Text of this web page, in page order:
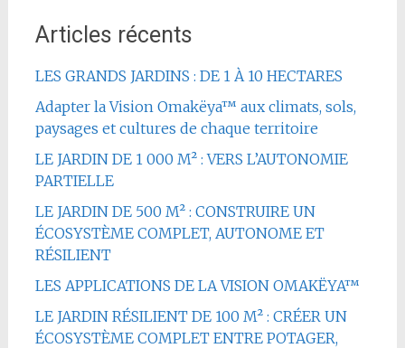
Articles récents
LES GRANDS JARDINS : DE 1 À 10 HECTARES
Adapter la Vision Omakëya™ aux climats, sols,
paysages et cultures de chaque territoire
LE JARDIN DE 1 000 M² : VERS L’AUTONOMIE
PARTIELLE
LE JARDIN DE 500 M² : CONSTRUIRE UN
ÉCOSYSTÈME COMPLET, AUTONOME ET
RÉSILIENT
LES APPLICATIONS DE LA VISION OMAKËYA™
LE JARDIN RÉSILIENT DE 100 M² : CRÉER UN
ÉCOSYSTÈME COMPLET ENTRE POTAGER,